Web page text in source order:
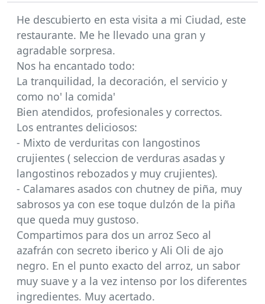
He descubierto en esta visita a mi Ciudad, este
restaurante. Me he llevado una gran y
agradable sorpresa.
Nos ha encantado todo:
La tranquilidad, la decoración, el servicio y
como no' la comida'
Bien atendidos, profesionales y correctos.
Los entrantes deliciosos:
- Mixto de verduritas con langostinos
crujientes ( seleccion de verduras asadas y
langostinos rebozados y muy crujientes).
- Calamares asados con chutney de piña, muy
sabrosos ya con ese toque dulzón de la piña
que queda muy gustoso.
Compartimos para dos un arroz Seco al
azafrán con secreto iberico y Ali Oli de ajo
negro. En el punto exacto del arroz, un sabor
muy suave y a la vez intenso por los diferentes
ingredientes. Muy acertado.